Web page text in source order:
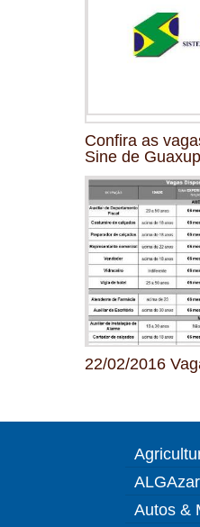
Confira as
Sine de
22/02/2016
Autos &